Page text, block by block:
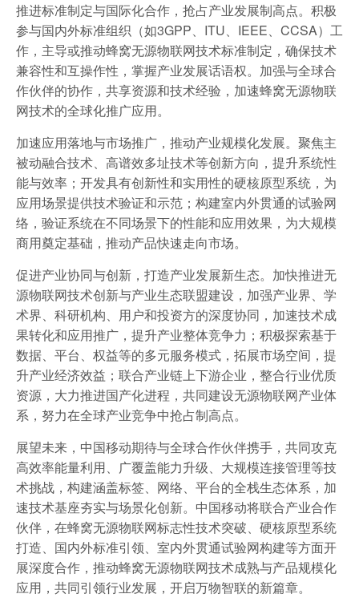
推进标准制定与国际化合作，抢占产业发展制高点。积极
参与国内外标准组织（如3GPP、ITU、IEEE、CCSA）工
作，主导或推动蜂窝无源物联网技术标准制定，确保技术
兼容性和互操作性，掌握产业发展话语权。加强与全球合
作伙伴的协作，共享资源和技术经验，加速蜂窝无源物联
网技术的全球化推广应用。
加速应用落地与市场推广，推动产业规模化发展。聚焦主
被动融合技术、高谱效多址技术等创新方向，提升系统性
能与效率；开发具有创新性和实用性的硬核原型系统，为
应用场景提供技术验证和示范；构建室内外贯通的试验网
络，验证系统在不同场景下的性能和应用效果，为大规模
商用奠定基础，推动产品快速走向市场。
促进产业协同与创新，打造产业发展新生态。加快推进无
源物联网技术创新与产业生态联盟建设，加强产业界、学
术界、科研机构、用户和投资方的深度协同，加速技术成
果转化和应用推广，提升产业整体竞争力；积极探索基于
数据、平台、权益等的多元服务模式，拓展市场空间，提
升产业经济效益；联合产业链上下游企业，整合行业优质
资源，大力推进国产化进程，共同建设无源物联网产业体
系，努力在全球产业竞争中抢占制高点。
展望未来，中国移动期待与全球合作伙伴携手，共同攻克
高效率能量利用、广覆盖能力升级、大规模连接管理等技
术挑战，构建涵盖标签、网络、平台的全栈生态体系，加
速技术基座夯实与场景化创新。中国移动将联合产业合作
伙伴，在蜂窝无源物联网标志性技术突破、硬核原型系统
打造、国内外标准引领、室内外贯通试验网构建等方面开
展深度合作，推动蜂窝无源物联网技术成熟与产品规模化
应用，共同引领行业发展，开启万物智联的新篇章。